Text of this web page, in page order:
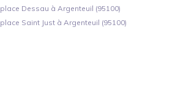
place Dessau à Argenteuil (95100)
place Saint Just à Argenteuil (95100)